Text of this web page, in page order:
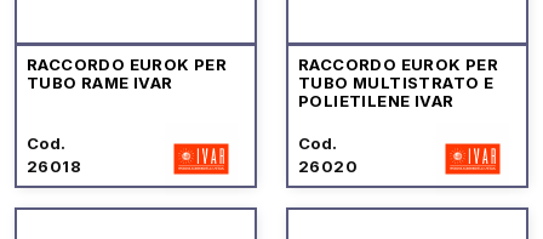
RACCORDO EUROK PER
TUBO RAME IVAR
Cod.
26018
RACCORDO EUROK PER
TUBO MULTISTRATO E
POLIETILENE IVAR
Cod.
26020